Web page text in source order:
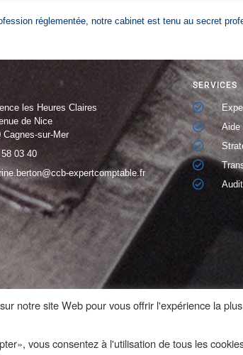
réglementée, notre cabinet est tenu au secret
les Heures Claires
de Nice
Cagnes-sur-Mer
03 40
expertcomptable.fr
SERVICES
Aide
: Idée.komm ©2019
notre site Web pour vous offrir l'expérience la
vous consentez à l'utilisation de tous les